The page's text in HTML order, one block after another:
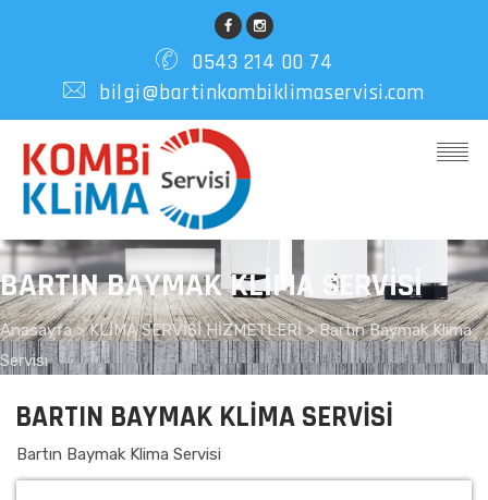
0543 214 00 74
bilgi@bartinkombiklimaservisi.com
BARTIN BAYMAK KLIMA SERVISI
Anasayfa> KLİMA SERVİSİ HİZMETLERİ >Bartın Baymak Klima
Servisi
BARTIN BAYMAK KLIMA SERVISI
Bartın Baymak Klima Servisi